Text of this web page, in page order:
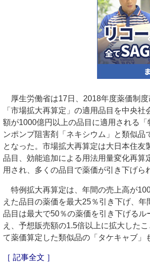
厚生労働省は17日、2018年度薬価制
「市場拡大再算定」の適用品目を中央
額が1000億円以上の品目に適用される
ンポンプ阻害剤「ネキシウム」と類似
となった。市場拡大再算定は大日本住
品目、効能追加による用法用量変化再
用され、多くの品目で薬価が引き下げら
特例拡大再算定は、年間の売上高が
えた品目の薬価を最大25％引き下げ、
品目は最大で50％の薬価を引き下げる
え、予想販売額の1.5倍以上に拡大した
て薬価算定した類似品の「タケキャブ」
［ 記事全文 ］